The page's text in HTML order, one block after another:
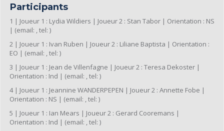
Participants
1 | Joueur 1 : Lydia Wildiers | Joueur 2 : Stan Tabor | Orientation : NS
| (email: , tel: )
2 | Joueur 1 : Ivan Ruben | Joueur 2 : Liliane Baptista | Orientation :
EO | (email: , tel: )
3 | Joueur 1 : Jean de Villenfagne | Joueur 2 : Teresa Dekoster |
Orientation : Ind | (email: , tel: )
4 | Joueur 1 : Jeannine WANDERPEPEN | Joueur 2 : Annette Fobe |
Orientation : NS | (email: , tel: )
5 | Joueur 1 : Ian Mears | Joueur 2 : Gerard Cooremans |
Orientation : Ind | (email: , tel: )